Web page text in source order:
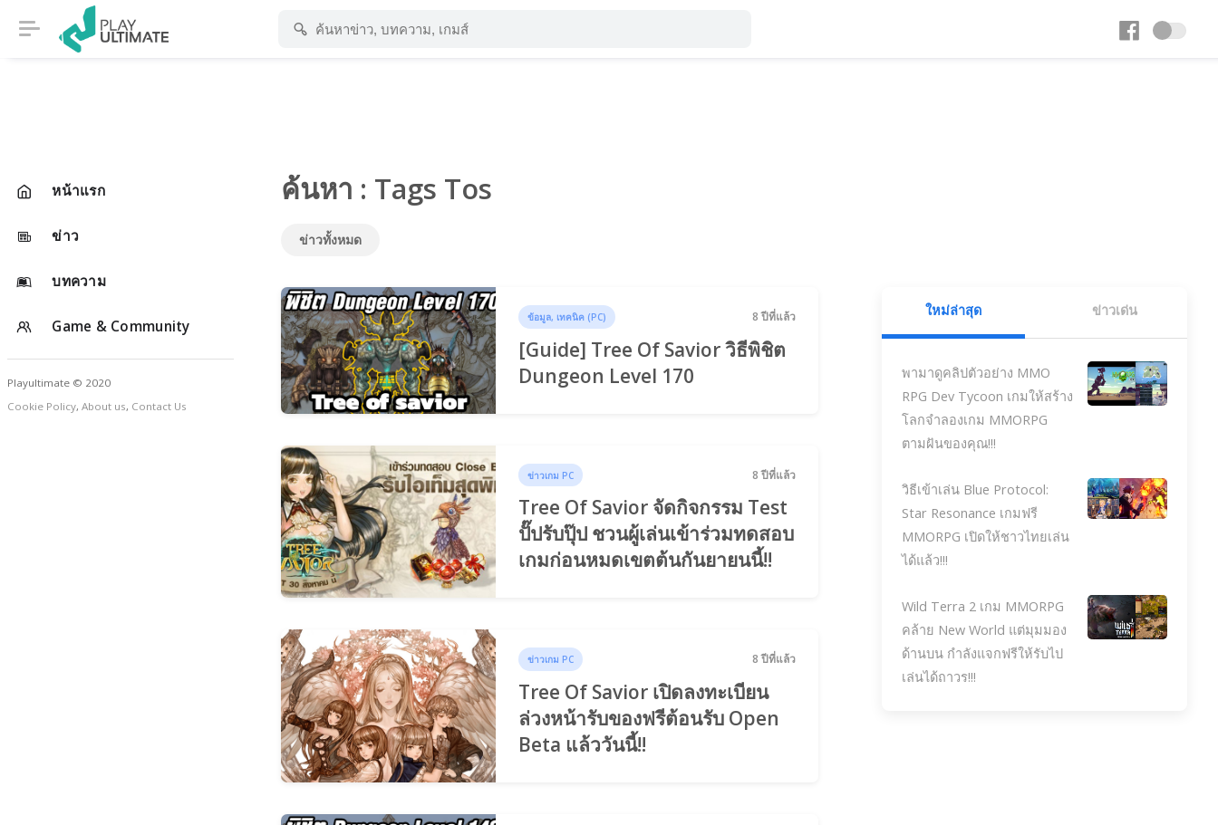
หน้าแรก
ข่าว
บทความ
Game & Community
Playultimate © 2020
Cookie Policy, About us, Contact Us
ค้นหา : Tags Tos
ข่าวทั้งหมด
ข้อมูล, เทคนิค (PC) 8 ปีที่แล้ว
[Guide] Tree Of Savior วิธีพิชิต
Dungeon Level 170
ข่าวเกม PC 8 ปีที่แล้ว
Tree Of Savior จัดกิจกรรม Test
ปั๊ปรับปุ๊ป ชวนผู้เล่นเข้าร่วมทดสอบ
เกมก่อนหมดเขตต้นกันยายนนี้!!
ข่าวเกม PC 8 ปีที่แล้ว
Tree Of Savior เปิดลงทะเบียน
ล่วงหน้ารับของฟรีต้อนรับ Open
Beta แล้ววันนี้!!
ใหม่ล่าสุด ข่าวเด่น
พามาดูคลิปตัวอย่าง MMO
RPG Dev Tycoon เกมให้สร้าง
โลกจำลองเกม MMORPG
ตามฝันของคุณ!!!
วิธีเข้าเล่น Blue Protocol:
Star Resonance เกมฟรี
MMORPG เปิดให้ชาวไทยเล่น
ได้แล้ว!!!
Wild Terra 2 เกม MMORPG
คล้าย New World แต่มุมมอง
ด้านบน กำลังแจกฟรีให้รับไป
เล่นได้ถาวร!!!